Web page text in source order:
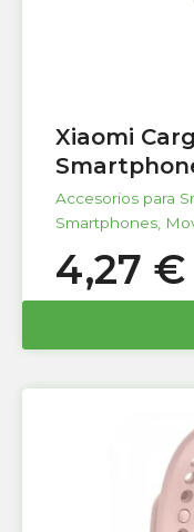
Xiaomi
Accesorios para
Smartphones
4,27 €